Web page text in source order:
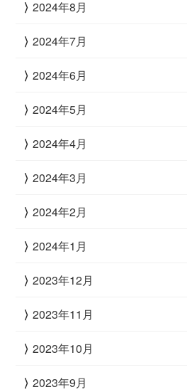
2024年8月
2024年7月
2024年6月
2024年5月
2024年4月
2024年3月
2024年2月
2024年1月
2023年12月
2023年11月
2023年10月
2023年9月